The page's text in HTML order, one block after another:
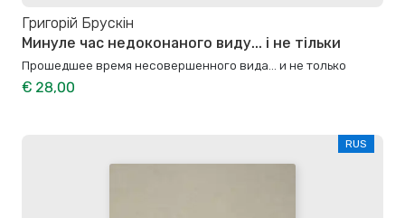
Григорій Брускін
Минуле час недоконаного виду... і не тільки
Прошедшее время несовершенного вида… и не только
€ 28,00
RUS